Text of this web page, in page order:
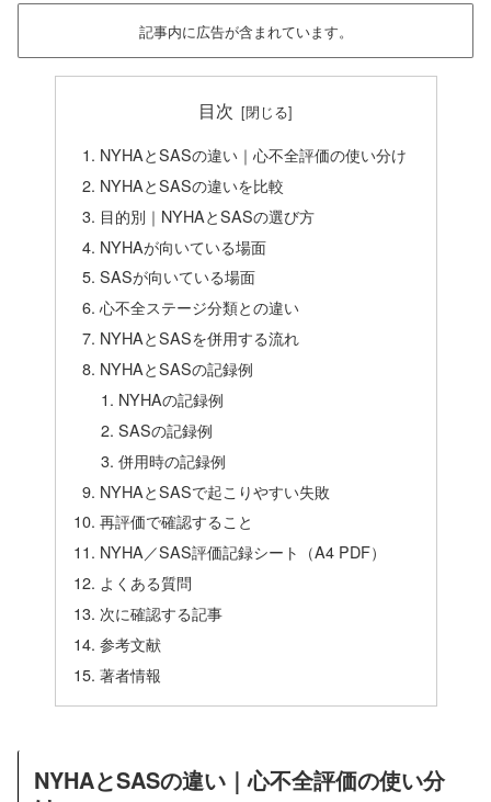
記事内に広告が含まれています。
目次
NYHAとSASの違い｜心不全評価の使い分け
NYHAとSASの違いを比較
目的別｜NYHAとSASの選び方
NYHAが向いている場面
SASが向いている場面
心不全ステージ分類との違い
NYHAとSASを併用する流れ
NYHAとSASの記録例
NYHAの記録例
SASの記録例
併用時の記録例
NYHAとSASで起こりやすい失敗
再評価で確認すること
NYHA／SAS評価記録シート（A4 PDF）
よくある質問
次に確認する記事
参考文献
著者情報
NYHAとSASの違い｜心不全評価の使い分